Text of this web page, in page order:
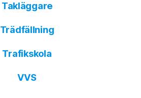
Takläggare
Trädfällning
Trafikskola
VVS